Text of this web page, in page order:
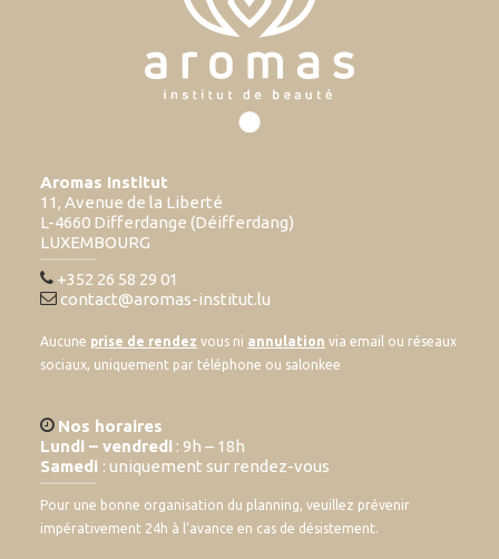
Aromas Institut
11, Avenue de la Liberté
L-4660 Differdange (Déifferdang)
LUXEMBOURG
+352 26 58 29 01
contact@aromas-institut.lu
Aucune prise de rendez vous ni annulation via email ou réseaux
sociaux, uniquement par téléphone ou salonkee
Nos horaires
Lundi – vendredi : 9h – 18h
Samedi : uniquement sur rendez-vous
Pour une bonne organisation du planning, veuillez prévenir
impérativement 24h à l’avance en cas de désistement.